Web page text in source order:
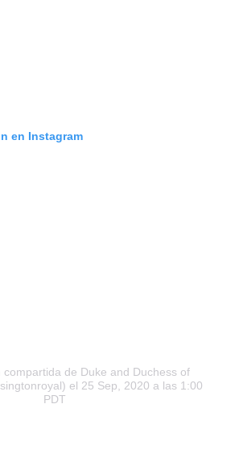
en Instagram
compartida de Duke and Duchess of
el 25 Sep, 2020 a las 1:00
PDT